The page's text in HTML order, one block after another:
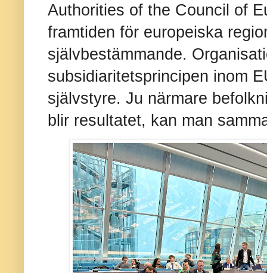
Authorities of the Council of
framtiden för europeiska
självbestämmande.
subsidiaritetsprincipen inom
självstyre. Ju närmare
blir resultatet, kan man